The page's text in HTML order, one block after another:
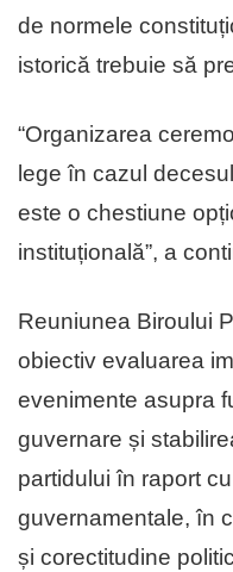
de normele
istorică trebuie să
“Organizarea
lege în cazul
este o chestiune
instituțională”, a
Reuniunea Biroului
obiectiv evaluarea
evenimente asupra
guvernare și
partidului în raport
guvernamentale, în
și corectitudine